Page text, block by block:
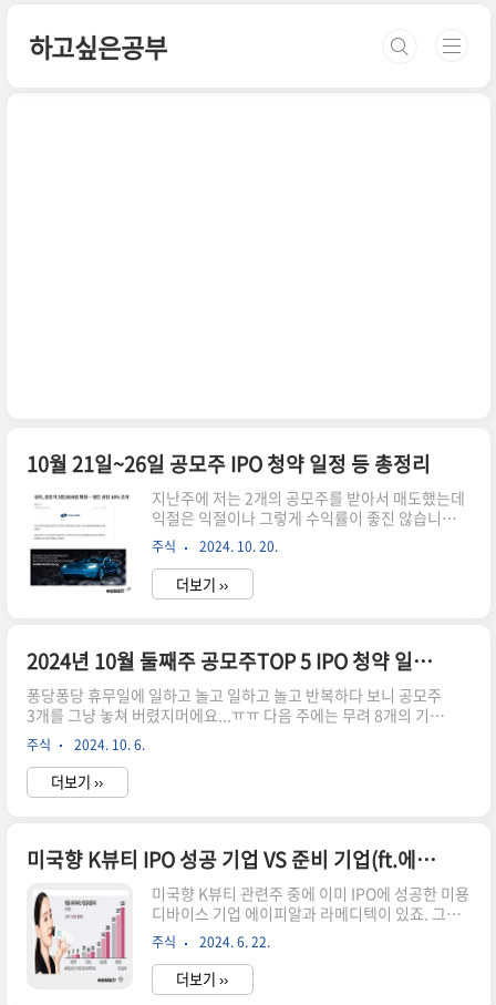
하고싶은공부
10월 21일~26일 공모주 IPO 청약 일정 등 총정리
지난주에 저는 2개의 공모주를 받아서 매도했는데
익절은 익절이나 그렇게 수익률이 좋진 않습니
다.10월 넷째주는(21일~26일) 몇 개의 IPO 청약
이 진행되어 우리 주머니를 두둑하게 해줄지 알아
봤습니다.10월 공모주 IPO청약 매도 후기 및 청약
일정 등 총정리 셀비온은 바이오관련주라 흐름을
서 후다닥 매도했습니다. 일정이 끝나고 주식창을
봤더니 고가 24,000원까지 찍고 81,67%까지 수
익률을 주었네요.ㅠㅠ ​공모주 매도는 참 어렵네요..​
저는 시초가 매도나 장 개시하고 10분이내에 매도
주식 2024. 10. 20.
더보기 ››
2024년 10월 둘째주 공모주TOP 5 IPO 청약 일정 및 증거금 총정리
퐁당퐁당 휴무일에 일하고 놀고 일하고 놀고 반복하다 보니 공모주
3개를 그냥 놓쳐 버렸지머에요...ㅠㅠ 다음 주에는 무려 8개의 기업
이 공모주 IPO 청약을 진행하는데요. 하나도 안 빼고 다 청약하기
위해 휴일 아침 부지런히 2024년 10월 둘째 주 공모주 IPO 청약 일
정 및 주관사 그리고 증거금이 얼마나 필요한지 정리해 봤습니
다. 모두들 놓치지 마세요~2024년 10월 둘째 주 공모주 IPO 청약
후 4분기 조건부 허가출시 목표청약일정 : 10월 7일(월) ~ 10월 8일
(화)상장예정일 : 10월 16일(수)주관사 : 대신증권최소청약금액 :
20주 기준 150,0..
주식 2024. 10. 6.
더보기 ››
미국향 K뷰티 IPO 성공 기업 VS 준비 기업(ft.에이피알, 라메디텍, 미미박스, 비모뉴먼트)
미국향 K뷰티 관련주 중에 이미 IPO에 성공한 미용
디바이스 기업 에이피알과 라메디텍이 있죠. 그리
고 화장품 관련주들의 여세를 몰아 이들 뒤를 이을
IPO 준비 기업인 달바 세럼으로 유명한 비모뉴먼트
와 미미박스에 대해 간략히 알아보겠습니다. ​자세
한 내용은 추후 구체적인 IPO 일정이 나오면 다시
주식 2024. 6. 22.
더보기 ››